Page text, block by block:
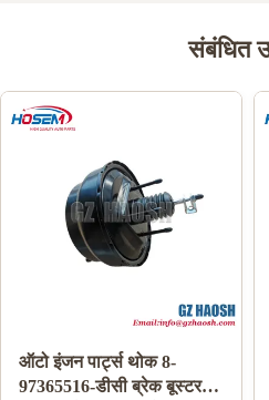
संबंधित
ऑटो बॉडी पार्ट्स 95486109
रिप्लेसमेंट शेवरलेट एयरबैग क्लॉक